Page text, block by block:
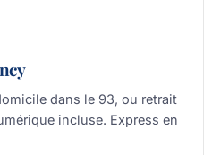
dans le 93, ou retrait
incluse. Express en